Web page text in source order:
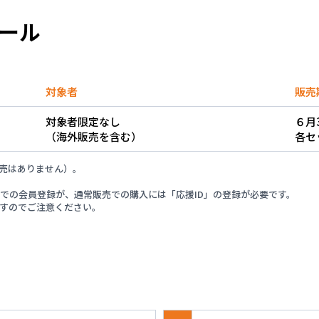
トのプレイガイド販売開始
ジュールに調整が生じたため、販売見合わせとなりました。」
ル
対象者
販
対象者限定なし
（海外販売を含む）
６
各
ありません）。
会員登録が、通常販売での購入には「応援ID」の登録が必要です。
のでご注意ください。